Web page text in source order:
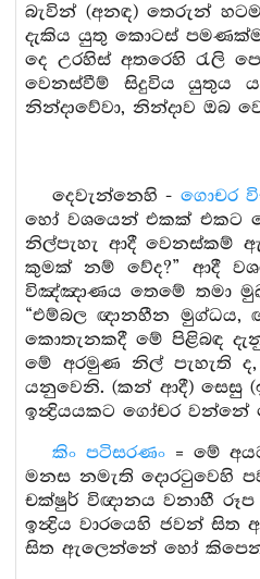
බැවින් (අනඳ) තෙරුන්
දැකිය යුතු කොටස්
දෙ උරහිස් අතරෙහි රැලි
වෙනස්වීම් සිදුවිය යුතුය
නින්දාවේවා, නින්දාව ඔබ
දෙවැන්නෙහි - ගොචර
හෝ වශයෙන් එකක් එකට
නිල්පැහැ ආදී වෙනස්කම්
කුමක් නම් වේද?” ආදී
විඤ්ඤාණය තෙමේ තමා
“එම්බල ඥානහීන
කොතැනකදී මේ පිළිබඳ
මේ අරමුණ නිල් පැහැති
යනුවෙනි. (කන් ආදී) සෙසු
ඉන්‍ද්‍රියයකට ගෝචර
කිං පටිසරණං= මේ
මනස නමැති දොරටුවෙහි
චක්ෂුර් විඥානය වනාහී
ඉන්‍ද්‍රිය වාරයෙහි ජවන්
සිත ඇලෙන්නේ හෝ